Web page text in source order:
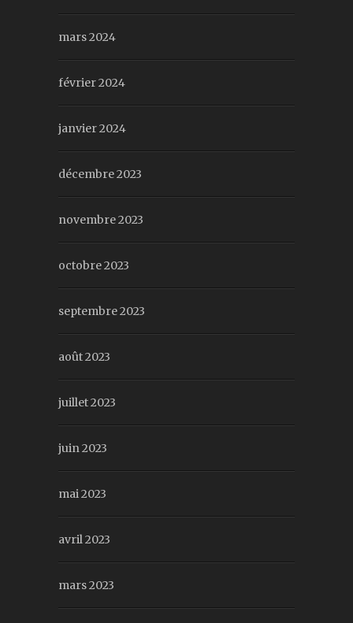
mars 2024
février 2024
janvier 2024
décembre 2023
novembre 2023
octobre 2023
septembre 2023
août 2023
juillet 2023
juin 2023
mai 2023
avril 2023
mars 2023